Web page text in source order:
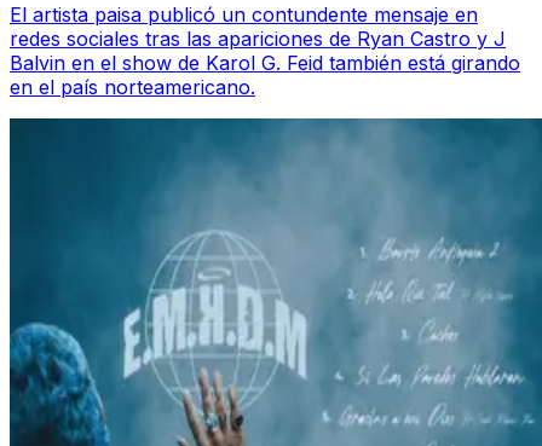
El artista paisa publicó un contundente mensaje en
redes sociales tras las apariciones de Ryan Castro y J
Balvin en el show de Karol G. Feid también está girando
en el país norteamericano.